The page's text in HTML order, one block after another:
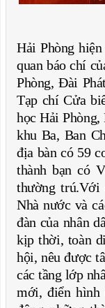
Hải Phòng
quan báo chí
Phòng, Đài
Tạp chí Cửa
học Hải Phòng,
khu Ba, Ban
địa bàn có 59
thành bạn có
thường trú.Với
Nhà nước và
đàn của nhân
kịp thời, toàn
hội, nêu được
các tầng lớp
mới, điển hình